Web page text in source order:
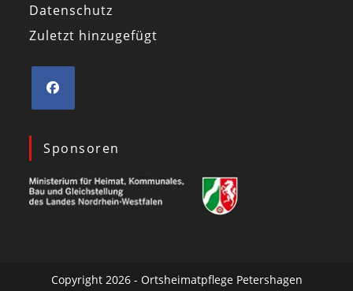
Datenschutz
Zuletzt hinzugefügt
Sponsoren
Copyright 2026 - Ortsheimatpflege Petershagen